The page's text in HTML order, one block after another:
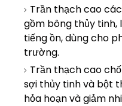
Trần thạch cao
gồm bông thủy tinh,
tiếng ồn, dùng cho
trường.
Trần thạch cao
sợi thủy tinh và bột
hỏa hoạn và giảm